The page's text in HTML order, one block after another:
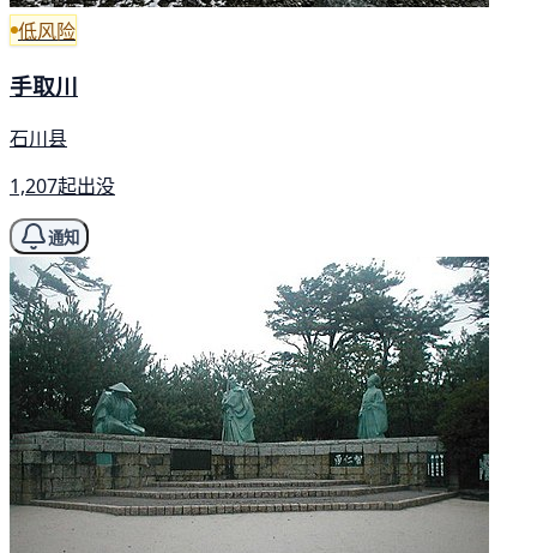
低风险
手取川
石川县
1,207起出没
通知